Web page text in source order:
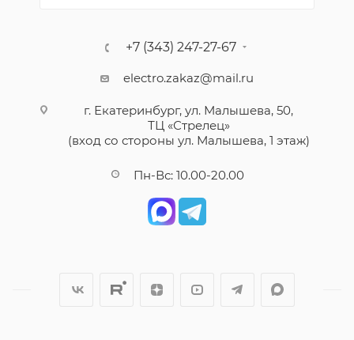
+7 (343) 247-27-67
electro.zakaz@mail.ru
г. Екатеринбург, ул. Малышева, 50,
ТЦ «Стрелец»
(вход со стороны ул. Малышева, 1 этаж)
Пн-Вс: 10.00-20.00